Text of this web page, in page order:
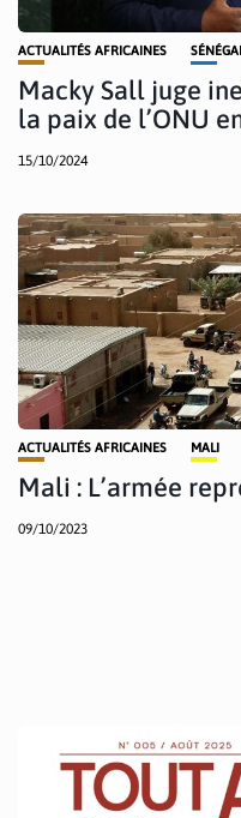
ACTUALITÉS AFRICAINES
Macky Sall juge
la paix de l’ONU
15/10/2024
ACTUALITÉS AFRICAINES MALI
Mali : L’armée
09/10/2023